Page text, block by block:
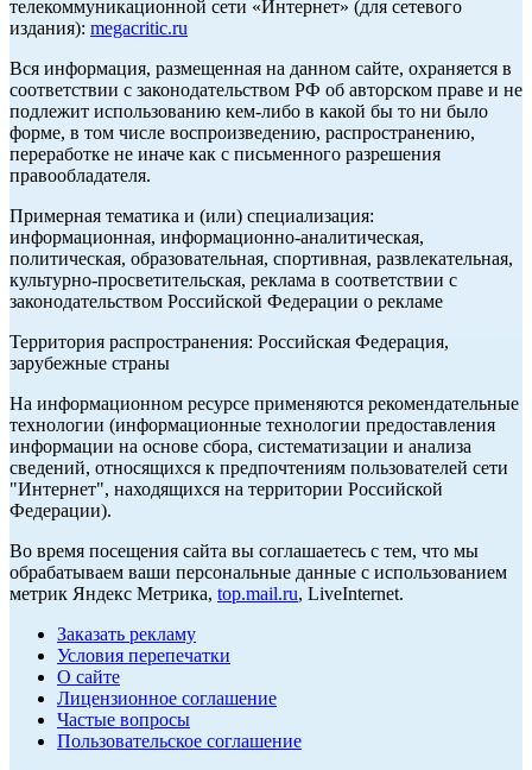
телекоммуникационной сети «Интернет» (для сетевого
издания): megacritic.ru
Вся информация, размещенная на данном сайте, охраняется в
соответствии с законодательством РФ об авторском праве и не
подлежит использованию кем-либо в какой бы то ни было
форме, в том числе воспроизведению, распространению,
переработке не иначе как с письменного разрешения
правообладателя.
Примерная тематика и (или) специализация:
информационная, информационно-аналитическая,
политическая, образовательная, спортивная, развлекательная,
культурно-просветительская, реклама в соответствии с
законодательством Российской Федерации о рекламе
Территория распространения: Российская Федерация,
зарубежные страны
На информационном ресурсе применяются рекомендательные
технологии (информационные технологии предоставления
информации на основе сбора, систематизации и анализа
сведений, относящихся к предпочтениям пользователей сети
"Интернет", находящихся на территории Российской
Федерации).
Во время посещения сайта вы соглашаетесь с тем, что мы
обрабатываем ваши персональные данные с использованием
метрик Яндекс Метрика, top.mail.ru, LiveInternet.
Заказать рекламу
Условия перепечатки
О сайте
Лицензионное соглашение
Частые вопросы
Пользовательское соглашение